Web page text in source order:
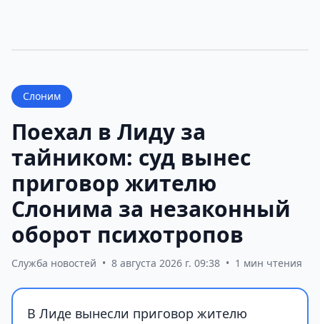
Слоним
Поехал в Лиду за
тайником: суд вынес
приговор жителю
Слонима за незаконный
оборот психотропов
Служба новостей • 8 августа 2026 г. 09:38 • 1 мин чтения
В Лиде вынесли приговор жителю